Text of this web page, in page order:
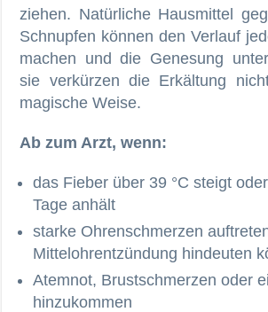
ziehen. Natürliche Hausmittel
Schnupfen können den Verlauf
machen und die Genesung
sie verkürzen die Erkältung
magische Weise.
Ab zum Arzt, wenn:
das Fieber über 39 °C steigt
Tage anhält
starke Ohrenschmerzen
Mittelohrentzündung hindeuten
Atemnot, Brustschmerzen oder
hinzukommen